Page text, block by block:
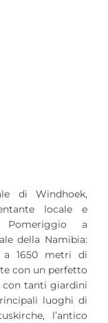
di Windhoek,
locale e
Pomeriggio a
della Namibia:
a 1650 metri di
con un perfetto
con tanti giardini
luoghi di
l’antico